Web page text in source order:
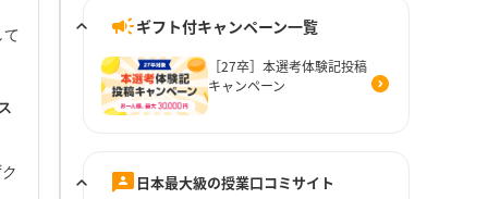
て
ギフト付キャンペーン一覧
［27卒］本選考体験記投稿
キャンペーン
日本最大級の授業口コミサイト